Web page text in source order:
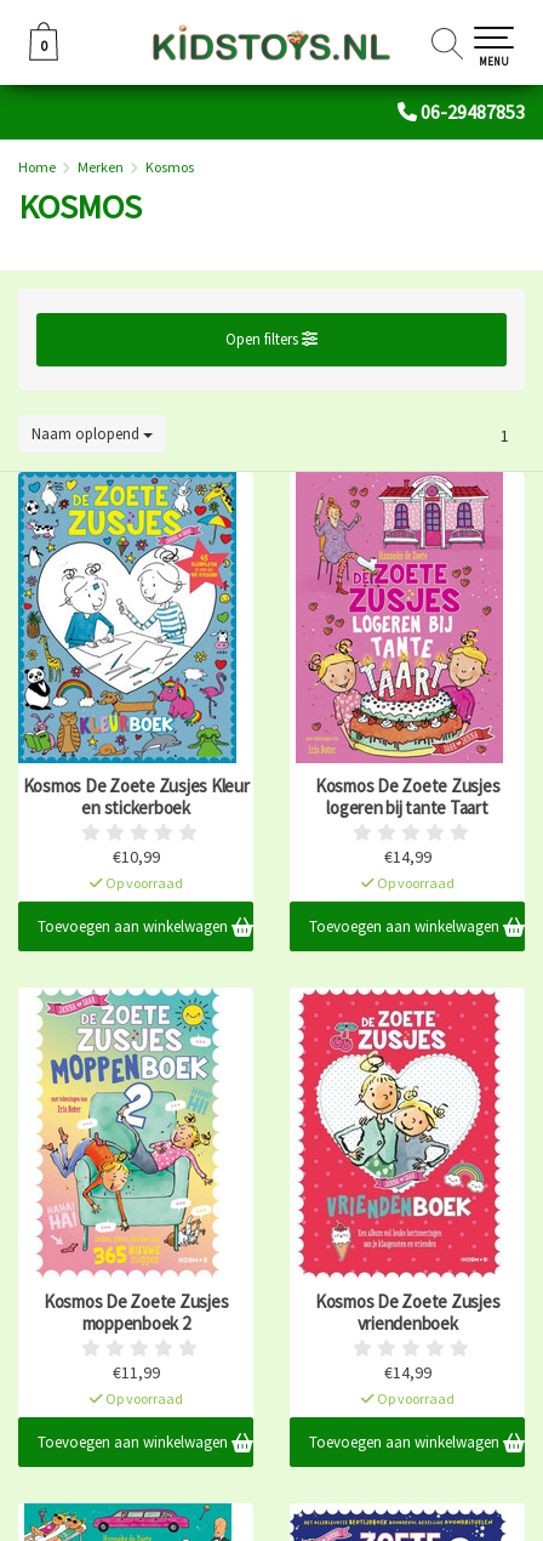
06-29487853
0
0
MENU
Home Merken Kosmos
KOSMOS
Open filters
Naam oplopend 1
Kosmos De Zoete Zusjes Kleur
en stickerboek
€10,99
Op voorraad
Toevoegen aan winkelwagen
Kosmos De Zoete Zusjes
logeren bij tante Taart
€14,99
Op voorraad
Toevoegen aan winkelwagen
Kosmos De Zoete Zusjes
moppenboek 2
€11,99
Op voorraad
Toevoegen aan winkelwagen
Kosmos De Zoete Zusjes
vriendenboek
€14,99
Op voorraad
Toevoegen aan winkelwagen